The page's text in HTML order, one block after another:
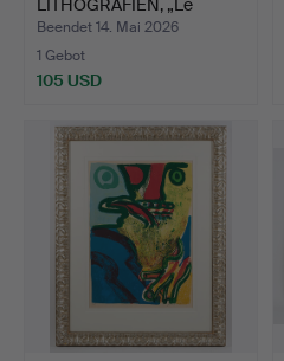
LITHOGRAFIEN, „Le
Coupl…
Beendet 14. Mai 2026
1 Gebot
105 USD